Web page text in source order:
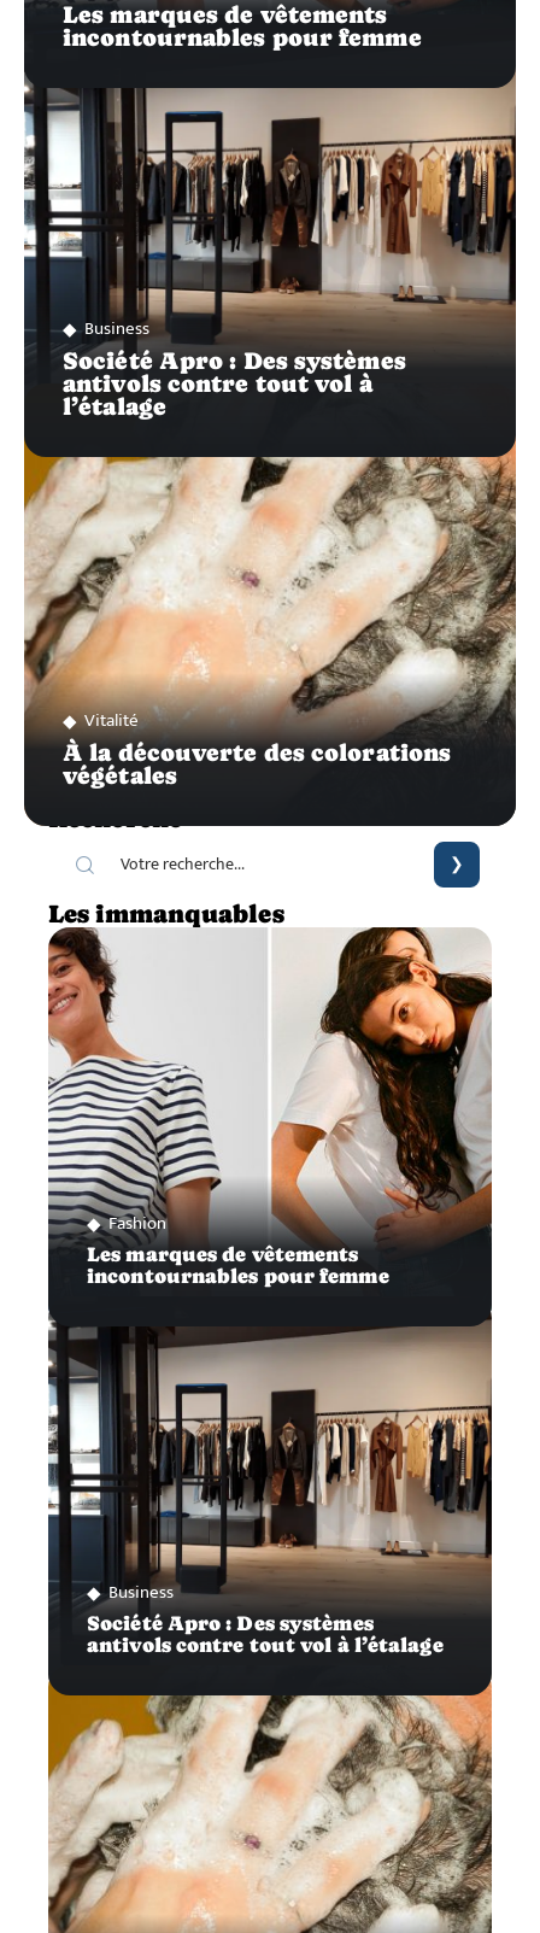
Les marques de vêtements
incontournables pour femme
Business
Société Apro : Des systèmes
antivols contre tout vol à
l’étalage
Vitalité
À la découverte des colorations
végétales
Recherche
Les immanquables
Fashion
Les marques de vêtements
incontournables pour femme
Business
Société Apro : Des systèmes
antivols contre tout vol à l’étalage